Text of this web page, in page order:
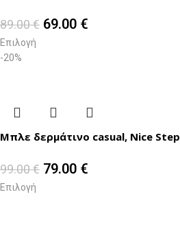
89.00€ 69.00 €
Επιλογή
-20%
Μπλε δερμάτινο casual, Nice Step
99.00€ 79.00 €
Επιλογή